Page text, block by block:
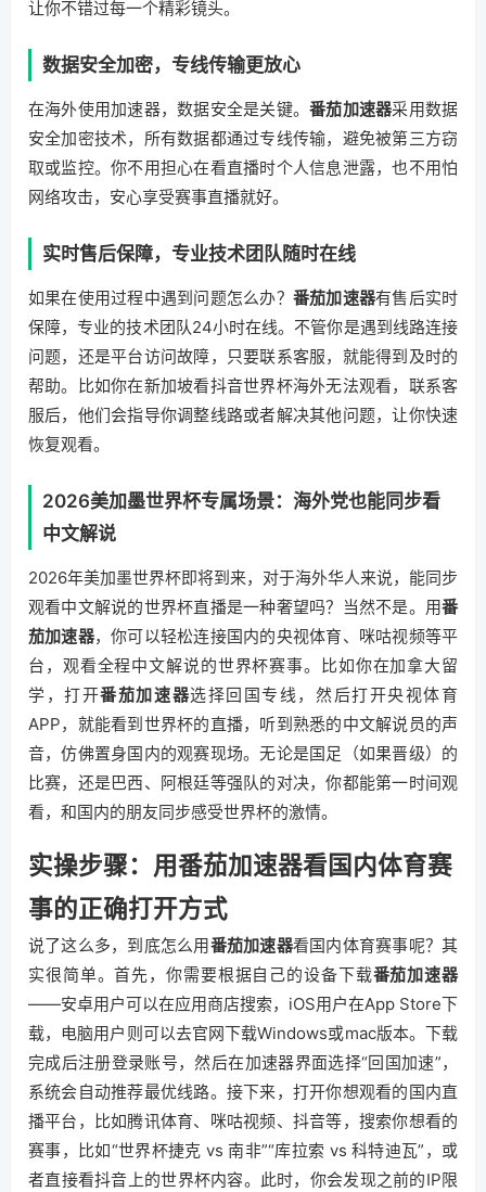
让你不错过每一个精彩镜头。
数据安全加密，专线传输更放心
在海外使用加速器，数据安全是关键。番茄加速器采用数据
安全加密技术，所有数据都通过专线传输，避免被第三方窃
取或监控。你不用担心在看直播时个人信息泄露，也不用怕
网络攻击，安心享受赛事直播就好。
实时售后保障，专业技术团队随时在线
如果在使用过程中遇到问题怎么办？ 番茄加速器有售后实时
保障，专业的技术团队24小时在线。不管你是遇到线路连接
问题，还是平台访问故障，只要联系客服，就能得到及时的
帮助。比如你在新加坡看抖音世界杯海外无法观看，联系客
服后，他们会指导你调整线路或者解决其他问题，让你快速
恢复观看。
2026美加墨世界杯专属场景：海外党也能同步看
中文解说
2026年美加墨世界杯即将到来，对于海外华人来说，能同步
观看中文解说的世界杯直播是一种奢望吗？当然不是。用番
茄加速器，你可以轻松连接国内的央视体育、咪咕视频等平
台，观看全程中文解说的世界杯赛事。比如你在加拿大留
学，打开番茄加速器选择回国专线，然后打开央视体育
APP，就能看到世界杯的直播，听到熟悉的中文解说员的声
音，仿佛置身国内的观赛现场。无论是国足（如果晋级）的
比赛，还是巴西、阿根廷等强队的对决，你都能第一时间观
看，和国内的朋友同步感受世界杯的激情。
实操步骤：用番茄加速器看国内体育赛
事的正确打开方式
说了这么多，到底怎么用番茄加速器看国内体育赛事呢？其
实很简单。首先，你需要根据自己的设备下载番茄加速器
——安卓用户可以在应用商店搜索，iOS用户在App Store下
载，电脑用户则可以去官网下载Windows或mac版本。下载
完成后注册登录账号，然后在加速器界面选择“回国加速”，
系统会自动推荐最优线路。接下来，打开你想观看的国内直
播平台，比如腾讯体育、咪咕视频、抖音等，搜索你想看的
赛事，比如“世界杯捷克 vs 南非”“库拉索 vs 科特迪瓦”，或
者直接看抖音上的世界杯内容。此时，你会发现之前的IP限